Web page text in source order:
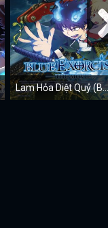
Lam Hỏa Diệt Quỷ (Bản Điện Ảnh)